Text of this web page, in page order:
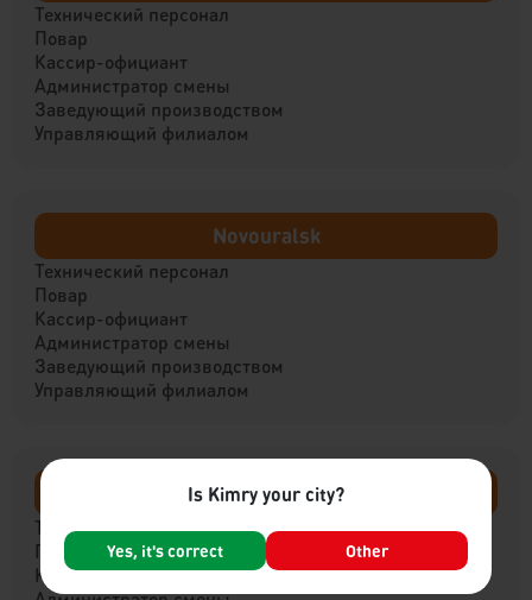
Is Kimry your city?
Yes, it's correct Other
Технический персонал
Повар
Кассир-официант
Администратор смены
Заведующий производством
Управляющий филиалом
Novouralsk
Технический персонал
Повар
Кассир-официант
Администратор смены
Заведующий производством
Управляющий филиалом
Nizhny Tagil
Технический персонал
Повар
Кассир-официант